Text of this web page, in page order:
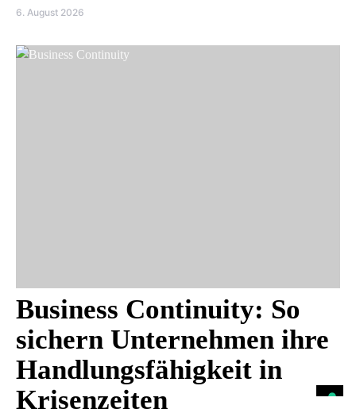
6. August 2026
Business Continuity: So
sichern Unternehmen ihre
Handlungsfähigkeit in
Krisenzeiten